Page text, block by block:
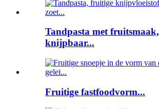
Tandpasta met fruitsmaak,
knijpbaar...
Fruitige fastfoodvorm...